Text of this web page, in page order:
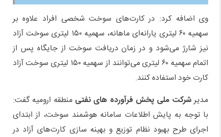
وی اضافه کرد: در کارت‌های سوخت شخصی افراد علاوه بر
سهمیه ۶۰ لیتری یارانه‌ای ماهانه، سهمیه ۱۵۰ لیتری سوخت آزاد
نیز شارژ می‌شود و در زمان دریافت سوخت از جایگاه پس از
اتمام سهمیه ۶۰ لیتری می‌توانند از سهمیه ۱۵۰ لیتری سوخت آزاد
کارت خود استفاده کنند.
مدیرشرکت ملی پخش فرآورده های نفتی منطقه ارومیه گفت:
با توجه به پایش اطلاعات سامانه هوشمند سوخت، از ابتدای
اجرای طرح بهبود نظام توزیع و بهینه سازی کارت‌های آزاد در